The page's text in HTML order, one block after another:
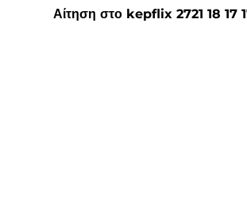
Αίτηση στο kepflix 2721 18 17